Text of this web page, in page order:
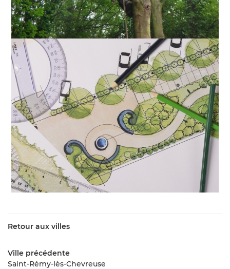
Retour aux villes
Ville précédente
Saint-Rémy-lès-Chevreuse